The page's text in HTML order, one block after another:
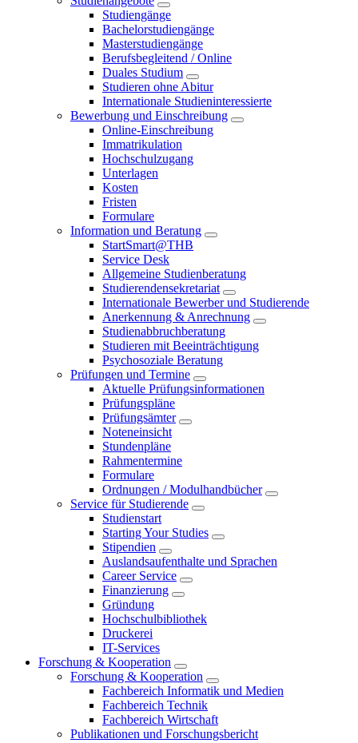
Studiengänge
Bachelorstudiengänge
Masterstudiengänge
Berufsbegleitend / Online
Duales Studium
Studieren ohne Abitur
Internationale Studieninteressierte
Bewerbung und Einschreibung
Online-Einschreibung
Immatrikulation
Hochschulzugang
Unterlagen
Kosten
Fristen
Formulare
Information und Beratung
StartSmart@THB
Service Desk
Allgemeine Studienberatung
Studierendensekretariat
Internationale Bewerber und Studierende
Anerkennung & Anrechnung
Studienabbruchberatung
Studieren mit Beeinträchtigung
Psychosoziale Beratung
Prüfungen und Termine
Aktuelle Prüfungsinformationen
Prüfungspläne
Prüfungsämter
Noteneinsicht
Stundenpläne
Rahmentermine
Formulare
Ordnungen / Modulhandbücher
Service für Studierende
Studienstart
Starting Your Studies
Stipendien
Auslandsaufenthalte und Sprachen
Career Service
Finanzierung
Gründung
Hochschulbibliothek
Druckerei
IT-Services
Forschung & Kooperation
Forschung & Kooperation
Fachbereich Informatik und Medien
Fachbereich Technik
Fachbereich Wirtschaft
Publikationen und Forschungsbericht